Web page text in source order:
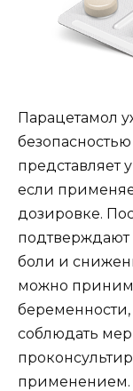
Парацетамол
представляет
если
дозировке.
подтверждают
боли и
можно
соблюдать
применением.